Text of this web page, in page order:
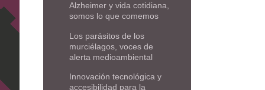
Alzheimer y vida cotidiana,
somos lo que comemos
Los parásitos de los
murciélagos, voces de
alerta medioambiental
Innovación tecnológica y
accesibilidad para la